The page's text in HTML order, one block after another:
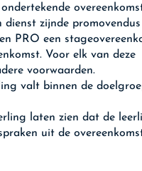
zijnde
PRO een
Voor elk van deze
voorwaarden.
valt binnen de
laten zien dat de
uit de